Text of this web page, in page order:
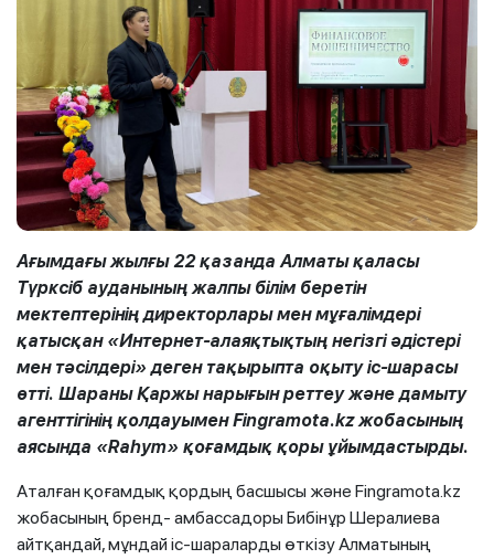
Ағымдағы жылғы 22 қазанда Алматы қаласы
Түрксіб ауданының жалпы білім беретін
мектептерінің директорлары мен мұғалімдері
қатысқан «Интернет-алаяқтықтың негізгі әдістері
мен тәсілдері» деген тақырыпта оқыту іс-шарасы
өтті. Шараны Қаржы нарығын реттеу және дамыту
агенттігінің қолдауымен Fingramota.kz жобасының
аясында «Rahym» қоғамдық қоры ұйымдастырды.
Аталған қоғамдық қордың басшысы және Fingramota.kz
жобасының бренд- амбассадоры Бибінұр Шералиева
айтқандай, мұндай іс-шараларды өткізу Алматының